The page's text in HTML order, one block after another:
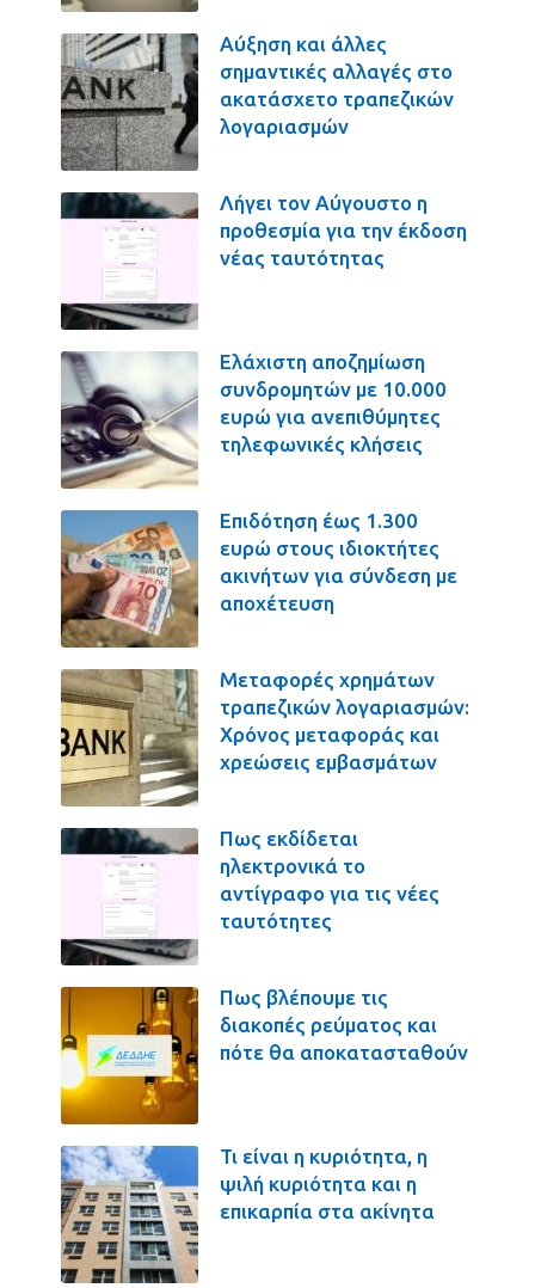
Αύξηση και άλλες
σημαντικές αλλαγές στο
ακατάσχετο τραπεζικών
λογαριασμών
Λήγει τον Αύγουστο η
προθεσμία για την έκδοση
νέας ταυτότητας
Ελάχιστη αποζημίωση
συνδρομητών με 10.000
ευρώ για ανεπιθύμητες
τηλεφωνικές κλήσεις
Επιδότηση έως 1.300
ευρώ στους ιδιοκτήτες
ακινήτων για σύνδεση με
αποχέτευση
Μεταφορές χρημάτων
τραπεζικών λογαριασμών:
Χρόνος μεταφοράς και
χρεώσεις εμβασμάτων
Πως εκδίδεται
ηλεκτρονικά το
αντίγραφο για τις νέες
ταυτότητες
Πως βλέπουμε τις
διακοπές ρεύματος και
πότε θα αποκατασταθούν
Τι είναι η κυριότητα, η
ψιλή κυριότητα και η
επικαρπία στα ακίνητα